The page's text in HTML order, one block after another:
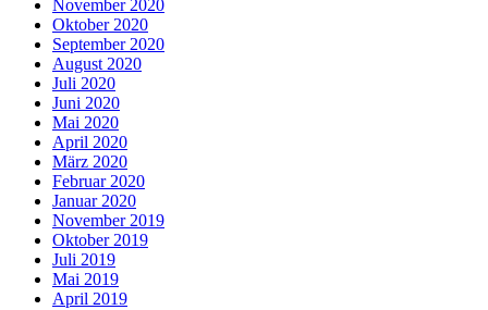
November 2020
Oktober 2020
September 2020
August 2020
Juli 2020
Juni 2020
Mai 2020
April 2020
März 2020
Februar 2020
Januar 2020
November 2019
Oktober 2019
Juli 2019
Mai 2019
April 2019